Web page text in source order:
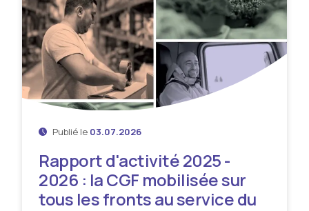
Publié le 03.07.2026
Rapport d'activité 2025 -
2026 : la CGF mobilisée sur
tous les fronts au service du